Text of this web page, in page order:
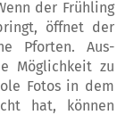
der Frühling
öffnet der
Pforten. Aus­
Möglich­keit zu
Fotos in dem
hat, können